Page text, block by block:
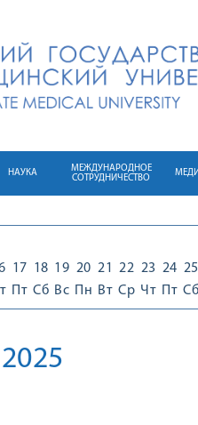
НАУКА
МЕЖДУНАРОДНОЕ
СОТРУДНИЧЕСТВО
17
Пт
18
Сб
19
Вс
20
Пн
21
Вт
22
Ср
23
Чт
24
Пт
25
Сб